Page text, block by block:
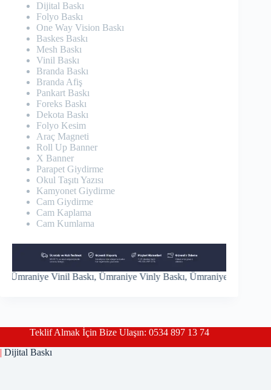
Dijital Baskı
Folyo Baskı
One Way Vision Baskı
Baskes Baskı
Mesh Baskı
Vinil Baskı
Branda Baskı
Branda Afiş
Pankart Baskı
Foreks Baskı
Dekota Baskı
Folyo Kesim
Araç Magneti
Roll Up Banner
X Banner
Parapet Giydirme
Okul Taşıtı Yazısı
Kamyonet Giydirme
Cam Giydirme
Cam Kaplama
Cam Kumlama
Vinil Baskı, Ümraniye Vinly Baskı, Ümraniye Mesh Baskı,
Teklif Almak İçin Bize Ulaşın: 0534 897 13 74
| Dijital Baskı